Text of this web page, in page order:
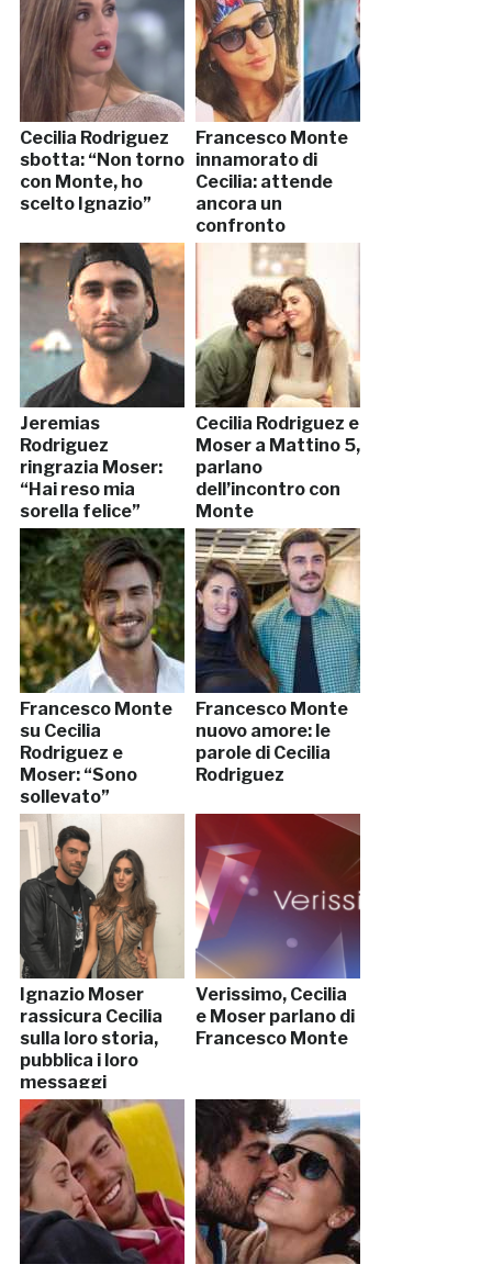
Cecilia Rodriguez
sbotta: “Non torno
con Monte, ho
scelto Ignazio”
Francesco Monte
innamorato di
Cecilia: attende
ancora un
confronto
Jeremias
Rodriguez
ringrazia Moser:
“Hai reso mia
sorella felice”
Cecilia Rodriguez e
Moser a Mattino 5,
parlano
dell’incontro con
Monte
Francesco Monte
su Cecilia
Rodriguez e
Moser: “Sono
sollevato”
Francesco Monte
nuovo amore: le
parole di Cecilia
Rodriguez
Ignazio Moser
rassicura Cecilia
sulla loro storia,
pubblica i loro
messaggi
Verissimo, Cecilia
e Moser parlano di
Francesco Monte